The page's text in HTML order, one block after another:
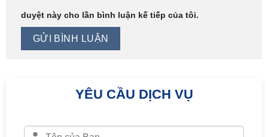
duyệt này cho lần bình luận kế tiếp của tôi.
YÊU CẦU DỊCH VỤ